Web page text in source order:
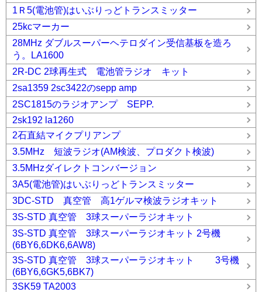
1Ｒ5(電池管)はいぶりっどトランスミッター
25kcマーカー
28MHz ダブルスーパーヘテロダイン受信基板を造ろ
う。LA1600
2R-DC 2球再生式 電池管ラジオ キット
2sa1359 2sc3422のsepp amp
2SC1815のラジオアンプ SEPP.
2sk192 la1260
2石直結マイクプリアンプ
3.5MHz 短波ラジオ(AM検波、プロダクト検波)
3.5MHzダイレクトコンバージョン
3A5(電池管)はいぶりっどトランスミッター
3DC-STD 真空管 高1ゲルマ検波ラジオキット
3S-STD 真空管 3球スーパーラジオキット
3S-STD 真空管 3球スーパーラジオキット 2号機
(6BY6,6DK6,6AW8)
3S-STD 真空管 3球スーパーラジオキット 3号機
(6BY6,6GK5,6BK7)
3SK59 TA2003